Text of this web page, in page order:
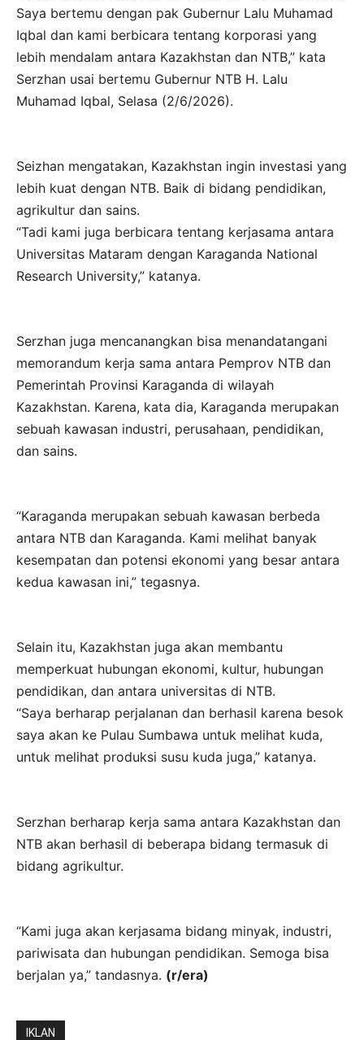
Saya bertemu dengan pak Gubernur Lalu Muhamad
Iqbal dan kami berbicara tentang korporasi yang
lebih mendalam antara Kazakhstan dan NTB,” kata
Serzhan usai bertemu Gubernur NTB H. Lalu
Muhamad Iqbal, Selasa (2/6/2026).
Seizhan mengatakan, Kazakhstan ingin investasi yang
lebih kuat dengan NTB. Baik di bidang pendidikan,
agrikultur dan sains.
“Tadi kami juga berbicara tentang kerjasama antara
Universitas Mataram dengan Karaganda National
Research University,” katanya.
Serzhan juga mencanangkan bisa menandatangani
memorandum kerja sama antara Pemprov NTB dan
Pemerintah Provinsi Karaganda di wilayah
Kazakhstan. Karena, kata dia, Karaganda merupakan
sebuah kawasan industri, perusahaan, pendidikan,
dan sains.
“Karaganda merupakan sebuah kawasan berbeda
antara NTB dan Karaganda. Kami melihat banyak
kesempatan dan potensi ekonomi yang besar antara
kedua kawasan ini,” tegasnya.
Selain itu, Kazakhstan juga akan membantu
memperkuat hubungan ekonomi, kultur, hubungan
pendidikan, dan antara universitas di NTB.
“Saya berharap perjalanan dan berhasil karena besok
saya akan ke Pulau Sumbawa untuk melihat kuda,
untuk melihat produksi susu kuda juga,” katanya.
Serzhan berharap kerja sama antara Kazakhstan dan
NTB akan berhasil di beberapa bidang termasuk di
bidang agrikultur.
“Kami juga akan kerjasama bidang minyak, industri,
pariwisata dan hubungan pendidikan. Semoga bisa
berjalan ya,” tandasnya. (r/era)
IKLAN